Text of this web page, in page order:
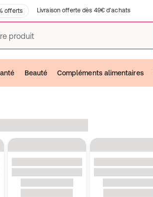
offerts Livraison offerte dès 49€ d’achats
produit
Beauté Compléments alimentaires